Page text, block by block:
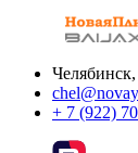
+ 7 (922)